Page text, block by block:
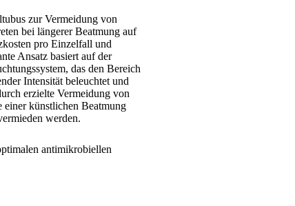
zur Vermeidung von
bei längerer Beatmung auf
pro Einzelfall und
Ansatz basiert auf der
das den Bereich
Intensität beleuchtet und
erzielte Vermeidung von
einer künstlichen Beatmung
werden.
antimikrobiellen